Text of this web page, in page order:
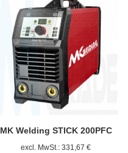
MK Welding STICK 200PFC
excl. MwSt.: 331,67 €